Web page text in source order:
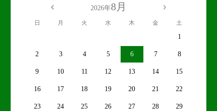
2026年8月
日 月 火 水 木 金 土
1
2 3 4 5 6 7 8
9 10 11 12 13 14 15
16 17 18 19 20 21 22
23 24 25 26 27 28 29